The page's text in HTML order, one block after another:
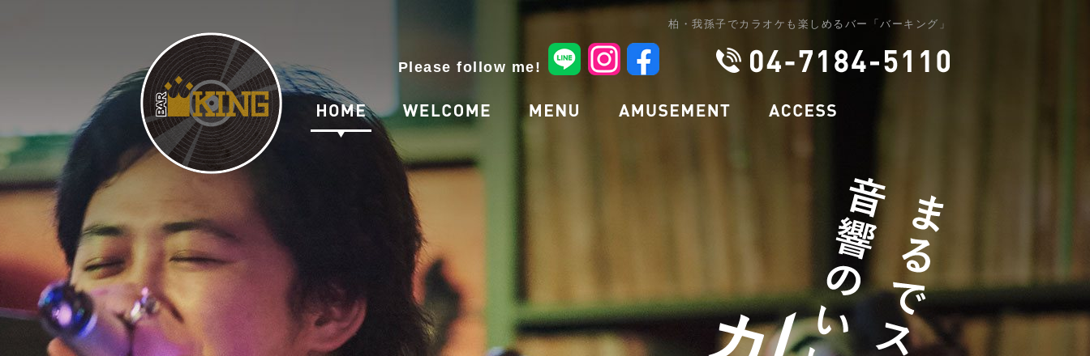
柏・我孫子でカラオケも楽しめるバー「バーキング」
Please follow me!